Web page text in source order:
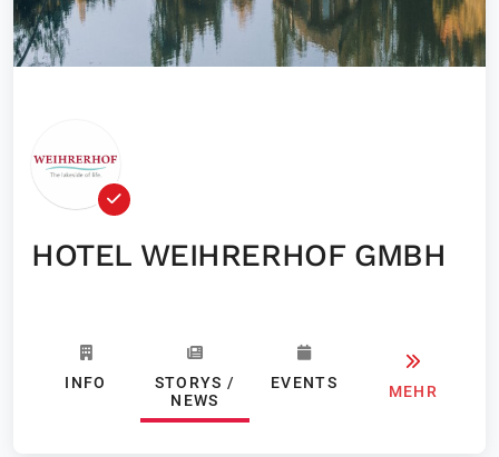
HOTEL WEIHRERHOF GMBH
INFO
STORYS /
NEWS
EVENTS MEHR